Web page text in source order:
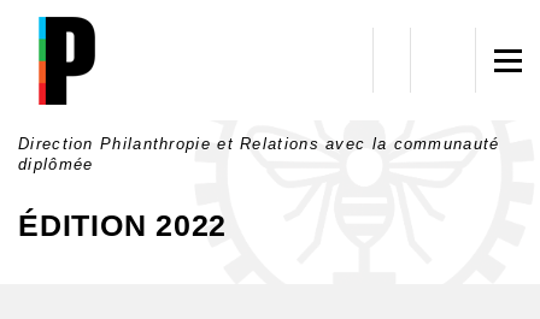
Aller au contenu principal
Direction Philanthropie et Relations avec la communauté
diplômée
ÉDITION 2022